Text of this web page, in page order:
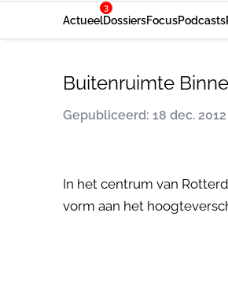
Actueel
3
DossiersFocusPodcasts
Buitenruimte
Gepubliceerd: 18 dec. 2012
In het centrum van
vorm aan het